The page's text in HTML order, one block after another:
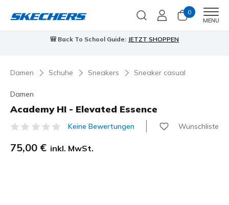
0
MENU
🎒 Back To School Guide: JETZT SHOPPEN
Damen Schuhe Sneakers Sneaker casual
Damen
Academy HI - Elevated Essence
5 von 5 Kundenbewertungen
Keine Bewertungen Wunschliste
75,00 € inkl. MwSt.